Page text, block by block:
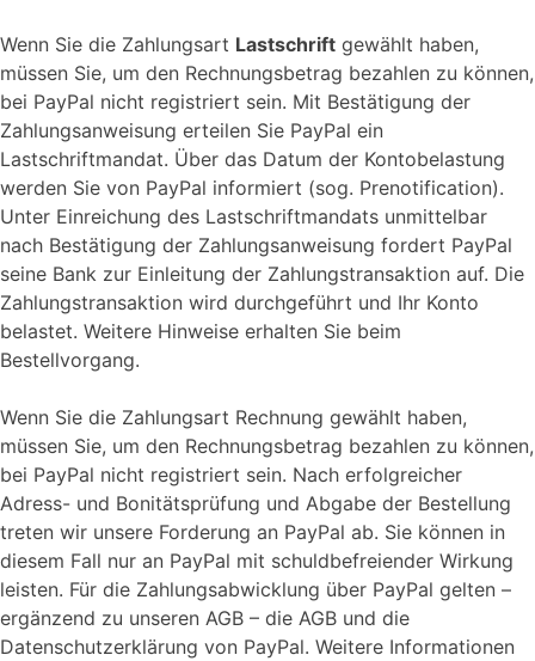
Wenn Sie die Zahlungsart Lastschrift gewählt haben,
müssen Sie, um den Rechnungsbetrag bezahlen zu können,
bei PayPal nicht registriert sein. Mit Bestätigung der
Zahlungsanweisung erteilen Sie PayPal ein
Lastschriftmandat. Über das Datum der Kontobelastung
werden Sie von PayPal informiert (sog. Prenotification).
Unter Einreichung des Lastschriftmandats unmittelbar
nach Bestätigung der Zahlungsanweisung fordert PayPal
seine Bank zur Einleitung der Zahlungstransaktion auf. Die
Zahlungstransaktion wird durchgeführt und Ihr Konto
belastet. Weitere Hinweise erhalten Sie beim
Bestellvorgang.
Wenn Sie die Zahlungsart Rechnung gewählt haben,
müssen Sie, um den Rechnungsbetrag bezahlen zu können,
bei PayPal nicht registriert sein. Nach erfolgreicher
Adress- und Bonitätsprüfung und Abgabe der Bestellung
treten wir unsere Forderung an PayPal ab. Sie können in
diesem Fall nur an PayPal mit schuldbefreiender Wirkung
leisten. Für die Zahlungsabwicklung über PayPal gelten –
ergänzend zu unseren AGB – die AGB und die
Datenschutzerklärung von PayPal. Weitere Informationen